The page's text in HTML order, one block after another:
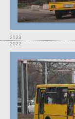
2023
2022